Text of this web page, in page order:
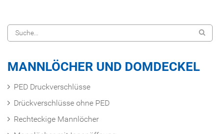
MANNLÖCHER UND DOMDECKEL
PED Druckverschlüsse
Drückverschlüsse ohne PED
Rechteckige Mannlöcher